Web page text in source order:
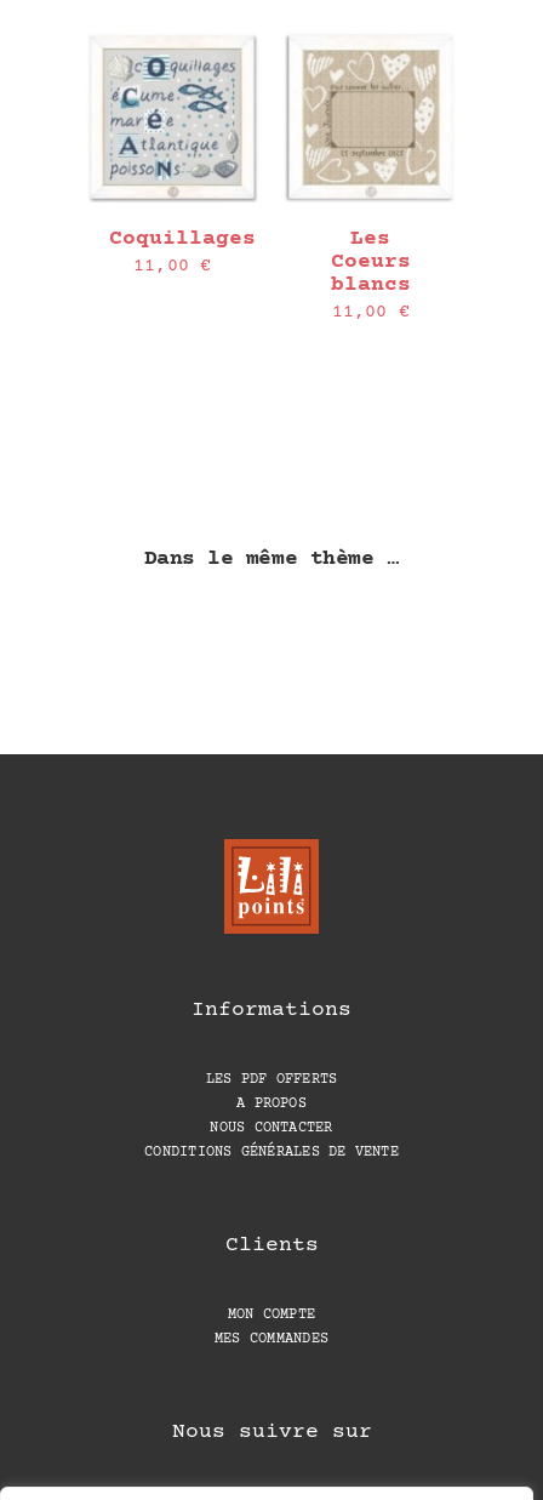
AJOUTER AU
Coquillages
11,00€
AJOUTER AU
Les
Coeurs
blancs
11,00 €
Dans le même thème …
Informations
LES PDF OFFERTS
A PROPOS
NOUS CONTACTER
CONDITIONS GÉNÉRALES DE VENTE
Clients
MON COMPTE
MES COMMANDES
Nous suivre sur